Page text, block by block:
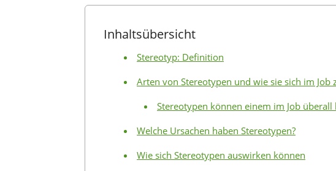
Inhaltsübersicht
Stereotyp: Definition
Arten von Stereotypen und wie sie sich im Job
Stereotypen können einem im Job überall
Welche Ursachen haben Stereotypen?
Wie sich Stereotypen auswirken können